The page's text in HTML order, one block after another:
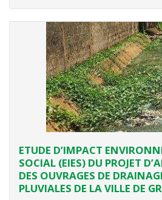
ETUDE D’IMPACT
SOCIAL (EIES) DU PROJET
DES OUVRAGES DE
PLUVIALES DE LA VILLE DE